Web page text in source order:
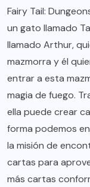
Fairy Tail:
un gato llamado
llamado Arthur,
mazmorra y él
entrar a esta
magia de fuego.
ella puede crear
forma podemos
la misión de
cartas para
más cartas